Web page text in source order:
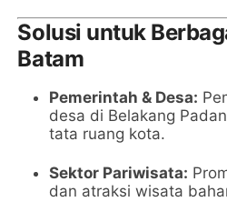
Solusi untuk
Batam
Pemerintah & Desa:
desa di Belakang
tata ruang kota.
Sektor Pariwisata:
dan atraksi wisata